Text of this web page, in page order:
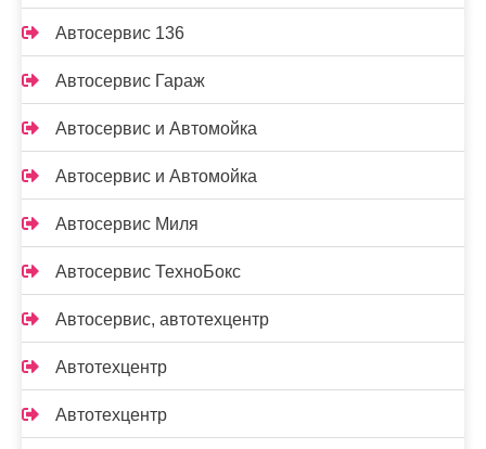
Автосервис 136
Автосервис Гараж
Автосервис и Автомойка
Автосервис и Автомойка
Автосервис Миля
Автосервис ТехноБокс
Автосервис, автотехцентр
Автотехцентр
Автотехцентр